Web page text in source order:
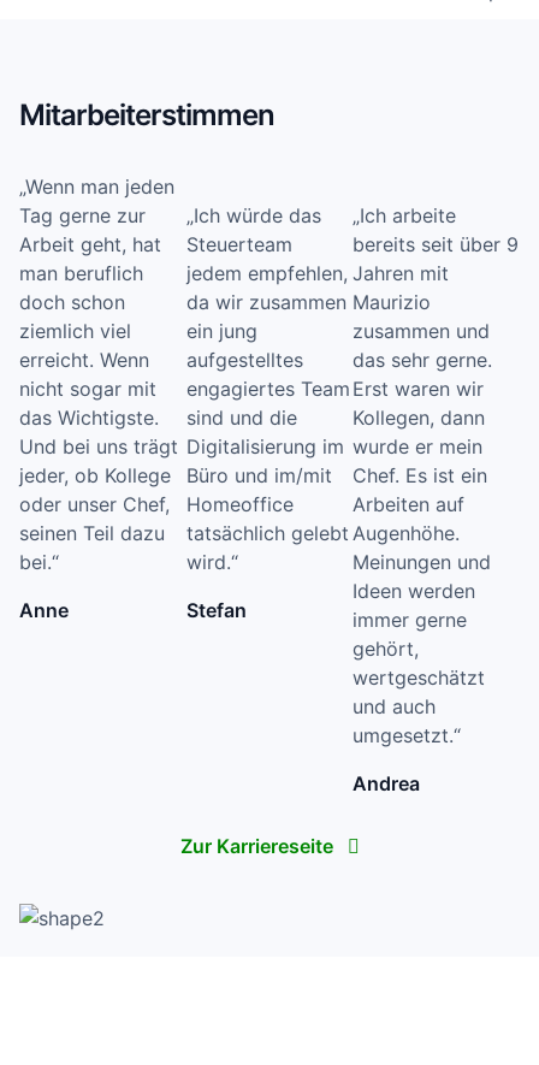
Mitarbeiterstimmen
„Wenn man jeden
Tag gerne zur
Arbeit geht, hat
man beruflich
doch schon
ziemlich viel
erreicht. Wenn
nicht sogar mit
das Wichtigste.
Und bei uns trägt
jeder, ob Kollege
oder unser Chef,
seinen Teil dazu
bei.“
Anne
„Ich würde das
Steuerteam
jedem empfehlen,
da wir zusammen
ein jung
aufgestelltes
engagiertes Team
sind und die
Digitalisierung im
Büro und im/mit
Homeoffice
tatsächlich gelebt
wird.“
Stefan
„Ich arbeite
bereits seit über 9
Jahren mit
Maurizio
zusammen und
das sehr gerne.
Erst waren wir
Kollegen, dann
wurde er mein
Chef. Es ist ein
Arbeiten auf
Augenhöhe.
Meinungen und
Ideen werden
immer gerne
gehört,
wertgeschätzt
und auch
umgesetzt.“
Andrea
Zur Karriereseite